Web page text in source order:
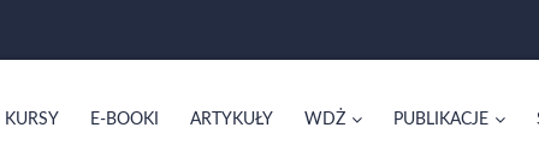
KURSY E-BOOKI ARTYKUŁY WDŻ PUBLIKACJE